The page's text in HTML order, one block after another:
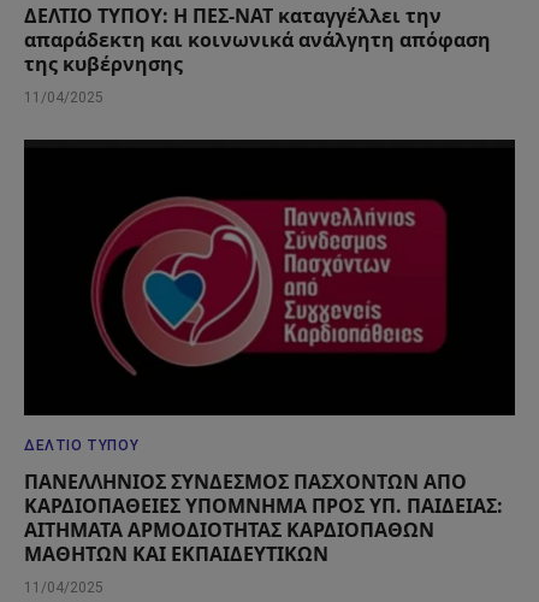
ΔΕΛΤΙΟ ΤΥΠΟΥ: Η ΠΕΣ-ΝΑΤ καταγγέλλει την
απαράδεκτη και κοινωνικά ανάλγητη απόφαση
της κυβέρνησης
11/04/2025
ΔΕΛΤΊΟ ΤΎΠΟΥ
ΠΑΝΕΛΛΗΝΙΟΣ ΣΥΝΔΕΣΜΟΣ ΠΑΣΧΟΝΤΩΝ ΑΠΟ
ΚΑΡΔΙΟΠΑΘΕΙΕΣ ΥΠΟΜΝΗΜΑ ΠΡΟΣ ΥΠ. ΠΑΙΔΕΙΑΣ:
ΑΙΤΗΜΑΤΑ ΑΡΜΟΔΙΟΤΗΤΑΣ ΚΑΡΔΙΟΠΑΘΩΝ
ΜΑΘΗΤΩΝ ΚΑΙ ΕΚΠΑΙΔΕΥΤΙΚΩΝ
11/04/2025